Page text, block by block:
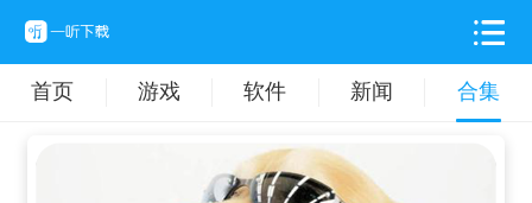
首页 游戏 软件 新闻 合集